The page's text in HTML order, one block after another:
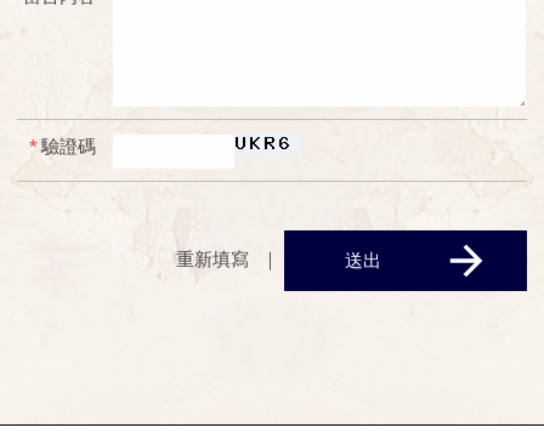
*驗證碼
｜